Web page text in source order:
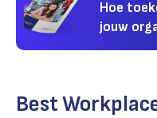
Hoe
jouw
Best